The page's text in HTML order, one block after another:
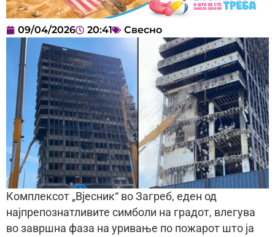
09/04/2026 20:41 Свесно
Комплексот „Вјесник“ во Загреб, еден од
најпрепознатливите симболи на градот, влегува
во завршна фаза на уривање по пожарот што ја